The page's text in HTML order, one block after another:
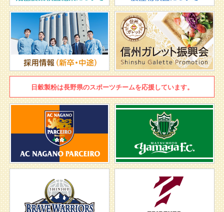
日穀製粉は長野県のスポーツチームを応援しています。